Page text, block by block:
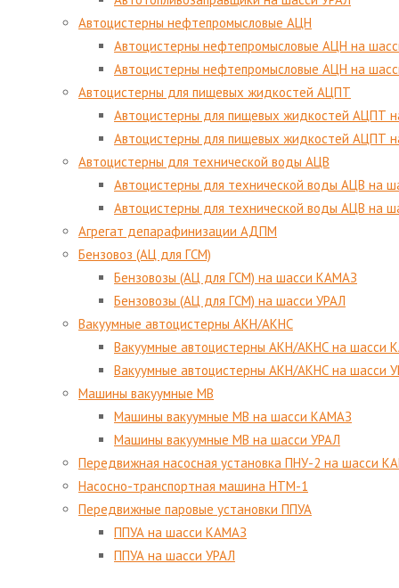
Автоцистерны нефтепромысловые АЦН
Автоцистерны нефтепромысловые АЦН на
Автоцистерны нефтепромысловые АЦН на
Автоцистерны для пищевых жидкостей АЦПТ
Автоцистерны для пищевых жидкостей АЦПТ
Автоцистерны для пищевых жидкостей АЦПТ
Автоцистерны для технической воды АЦВ
Автоцистерны для технической воды АЦВ на
Автоцистерны для технической воды АЦВ на
Агрегат депарафинизации АДПМ
Бензовоз (АЦ для ГСМ)
Бензовозы (АЦ для ГСМ) на шасси КАМАЗ
Бензовозы (АЦ для ГСМ) на шасси УРАЛ
Вакуумные автоцистерны АКН/АКНС
Вакуумные автоцистерны АКН/АКНС на шасси
Вакуумные автоцистерны АКН/АКНС на шасси
Машины вакуумные МВ
Машины вакуумные МВ на шасси КАМАЗ
Машины вакуумные МВ на шасси УРАЛ
Передвижная насосная установка ПНУ-2 на шасси
Насосно-транспортная машина НТМ-1
Передвижные паровые установки ППУА
ППУА на шасси КАМАЗ
ППУА на шасси УРАЛ